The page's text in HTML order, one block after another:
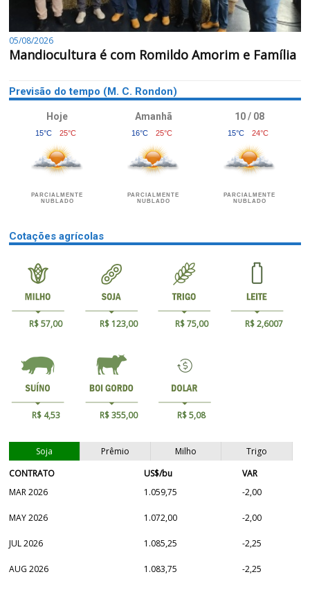
05/08/2026
Mandiocultura é com Romildo Amorim e Família
Previsão do tempo (M. C. Rondon)
Hoje
15°C 25°C
PARCIALMENTE
NUBLADO
Amanhã
16°C 25°C
PARCIALMENTE
NUBLADO
10 / 08
15°C 24°C
PARCIALMENTE
NUBLADO
Cotações agrícolas
R$ 57,00 R$ 123,00 R$ 75,00 R$ 2,6007
R$ 4,53 R$ 355,00 R$ 5,08
Soja Prêmio Milho
Trigo
CONTRATO
US$/bu
VAR
MAR 2026
1.059,75 -2,00
MAY 2026 1.072,00 -2,00
JUL 2026 1.085,25 -2,25
AUG 2026 1.083,75 -2,25